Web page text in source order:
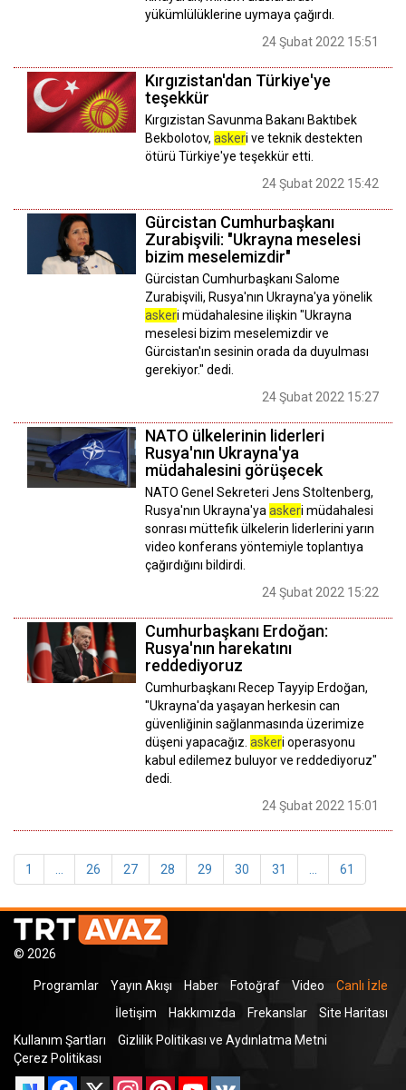
yükümlülüklerine uymaya çağırdı.
24 Şubat 2022 15:51
Kırgızistan'dan Türkiye'ye
teşekkür
Kırgızistan Savunma Bakanı Baktıbek
Bekbolotov, askeri ve teknik destekten
ötürü Türkiye'ye teşekkür etti.
24 Şubat 2022 15:42
Gürcistan Cumhurbaşkanı
Zurabişvili: "Ukrayna meselesi
bizim meselemizdir"
Gürcistan Cumhurbaşkanı Salome
Zurabişvili, Rusya'nın Ukrayna'ya yönelik
askeri müdahalesine ilişkin "Ukrayna
meselesi bizim meselemizdir ve
Gürcistan'ın sesinin orada da duyulması
gerekiyor." dedi.
24 Şubat 2022 15:27
NATO ülkelerinin liderleri
Rusya'nın Ukrayna'ya
müdahalesini görüşecek
NATO Genel Sekreteri Jens Stoltenberg,
Rusya'nın Ukrayna'ya askeri müdahalesi
sonrası müttefik ülkelerin liderlerini yarın
video konferans yöntemiyle toplantıya
çağırdığını bildirdi.
24 Şubat 2022 15:22
Cumhurbaşkanı Erdoğan:
Rusya'nın harekatını
reddediyoruz
Cumhurbaşkanı Recep Tayyip Erdoğan,
"Ukrayna'da yaşayan herkesin can
güvenliğinin sağlanmasında üzerimize
düşeni yapacağız. askeri operasyonu
kabul edilemez buluyor ve reddediyoruz"
dedi.
24 Şubat 2022 15:01
1 26 27 28 29 30 31 61
© 2026
Programlar Yayın Akışı Haber Fotoğraf Video
Canlı İzle
İletişim
Hakkımızda Frekanslar
Site Haritası
Kullanım Şartları
Gizlilik Politikası ve Aydınlatma Metni
Çerez Politikası
Facebook
X InstagramPinterestYouTube